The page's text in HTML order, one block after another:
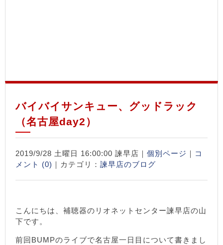
バイバイサンキュー、グッドラック
（名古屋day2）
2019/9/28 土曜日 16:00:00 諫早店｜ 個別ページ ｜ コ
メント (0) ｜カテゴリ： 諫早店のブログ
こんにちは、補聴器のリオネットセンター諫早店の山
下です。
前回BUMPのライブで名古屋一日目について書きまし